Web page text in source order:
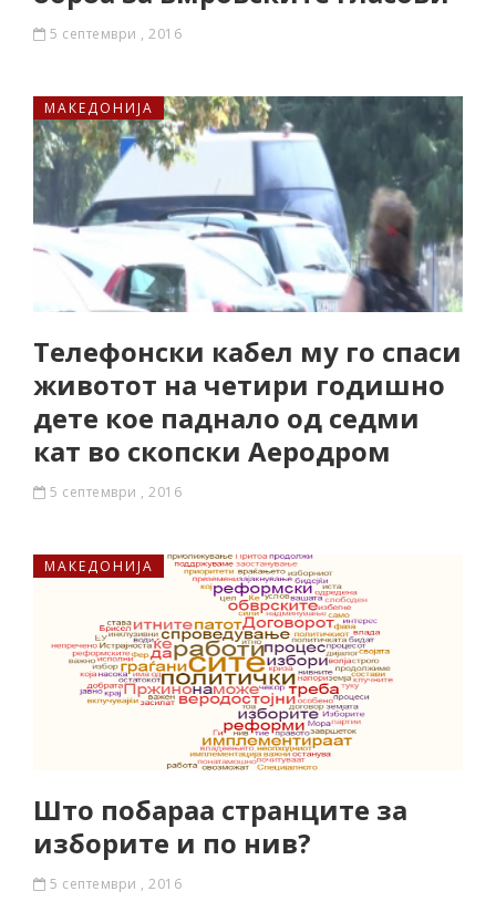
5 септември , 2016
МАКЕДОНИЈА
Телефонски кабел му го спаси
животот на четири годишно
дете кое паднало од седми
кат во скопски Аеродром
5 септември , 2016
МАКЕДОНИЈА
Што побараа странците за
изборите и по нив?
5 септември , 2016